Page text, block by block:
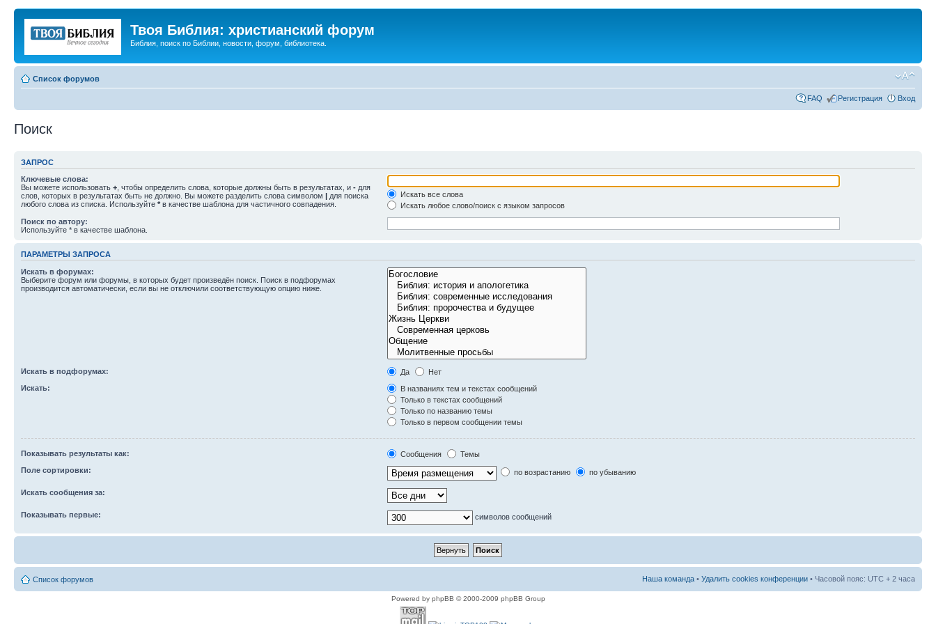
Твоя Библия: христианский форум
Библия, поиск по Библии, новости, форум, библиотека.
Список форумов
FAQ Регистрация Вход
Поиск
ЗАПРОС
Ключевые слова:
Вы можете использовать + , чтобы определить слова, которые должны быть в результатах, и - для
слов, которых в результатах быть не должно. Вы можете разделить слова символом | для поиска
любого слова из списка. Используйте * в качестве шаблона для частичного совпадения.
Искать все слова
Искать любое слово/поиск с языком запросов
Поиск по автору:
Используйте * в качестве шаблона.
ПАРАМЕТРЫ ЗАПРОСА
Искать в форумах:
Выберите форум или форумы, в которых будет произведён поиск. Поиск в подфорумах
производится автоматически, если вы не отключили соответствующую опцию ниже.
Искать в подфорумах: Да
Нет
Искать:
В названиях тем и текстах сообщений
Только в текстах сообщений
Только по названию темы
Только в первом сообщении темы
Показывать результаты как: Сообщения
Темы
Поле сортировки:
по возрастанию по убыванию
Искать сообщения за:
Показывать первые: символов сообщений
Список форумов Наша команда • Удалить cookies конференции • Часовой пояс: UTC + 2 часа
Powered by phpBB © 2000-2009 phpBB Group